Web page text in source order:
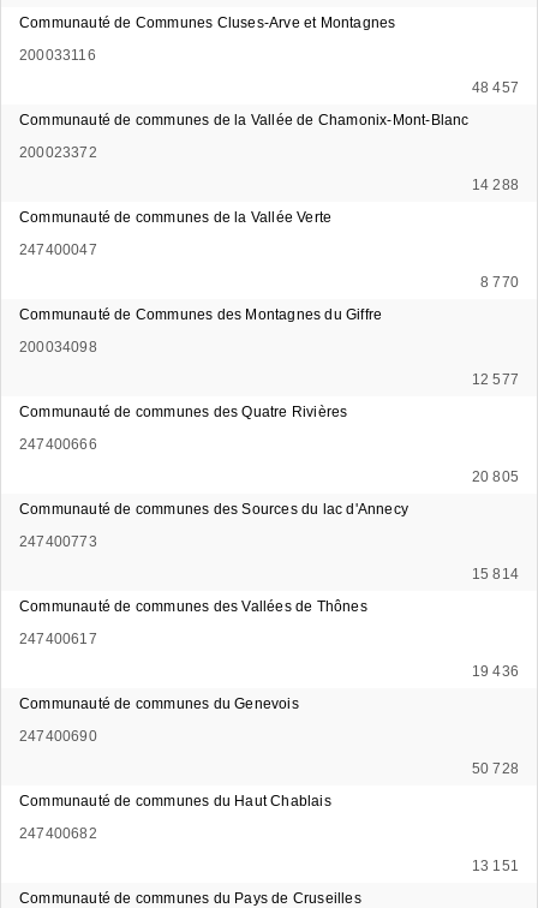
Communauté de Communes Cluses-Arve et Montagnes
200033116
48 457
Communauté de communes de la Vallée de Chamonix-Mont-Blanc
200023372
14 288
Communauté de communes de la Vallée Verte
247400047
8 770
Communauté de Communes des Montagnes du Giffre
200034098
12 577
Communauté de communes des Quatre Rivières
247400666
20 805
Communauté de communes des Sources du lac d'Annecy
247400773
15 814
Communauté de communes des Vallées de Thônes
247400617
19 436
Communauté de communes du Genevois
247400690
50 728
Communauté de communes du Haut Chablais
247400682
13 151
Communauté de communes du Pays de Cruseilles